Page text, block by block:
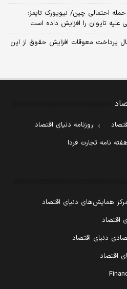
حمله احتمالی چین/ نیویورک تایمز:
تایوان را افزایش داده است
پرداخت معوقات افزایش حقوق از این
روزنامه دنیای اقتصاد
هفته نامه تجارت فردا
همایش‌های دنیای اقتصاد
اقتصاد
دنیای اقتصاد
اقتصاد